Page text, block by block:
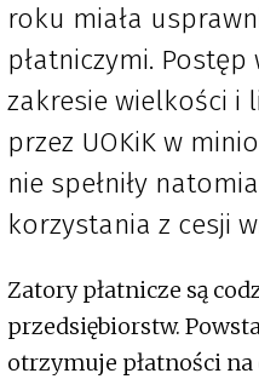
roku miała
płatniczymi.
zakresie wielkości i
przez UOKiK w
nie spełniły
korzystania z cesji
Zatory płatnicze są
przedsiębiorstw.
otrzymuje płatności